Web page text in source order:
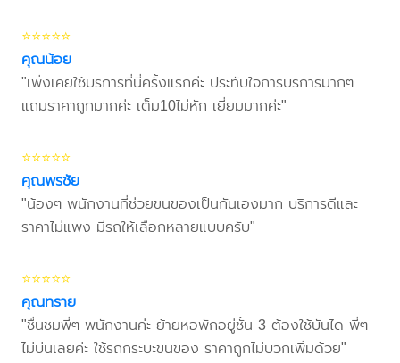
⭐⭐⭐⭐⭐
คุณน้อย
"เพิ่งเคยใช้บริการที่นี่ครั้งแรกค่ะ ประทับใจการบริการมากๆ
แถมราคาถูกมากค่ะ เต็ม10ไม่หัก เยี่ยมมากค่ะ"
⭐⭐⭐⭐⭐
คุณพรชัย
"น้องๆ พนักงานที่ช่วยขนของเป็นกันเองมาก บริการดีและ
ราคาไม่แพง มีรถให้เลือกหลายแบบครับ"
⭐⭐⭐⭐⭐
คุณทราย
"ชื่นชมพี่ๆ พนักงานค่ะ ย้ายหอพักอยู่ชั้น 3 ต้องใช้บันได พี่ๆ
ไม่บ่นเลยค่ะ ใช้รถกระบะขนของ ราคาถูกไม่บวกเพิ่มด้วย"